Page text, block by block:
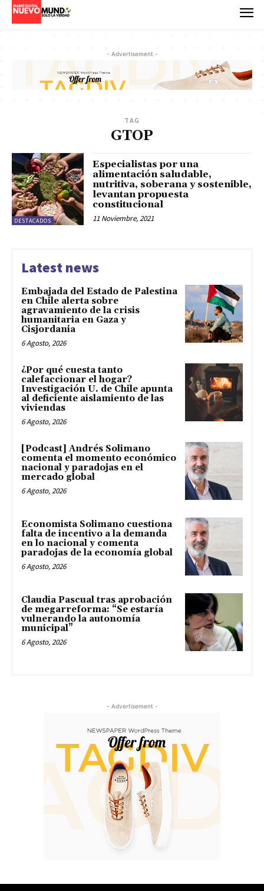
- Advertisement -
TAG
GTOP
DESTACADOS
Especialistas por una
alimentación saludable,
nutritiva, soberana y sostenible,
levantan propuesta
constitucional
11 Noviembre, 2021
Latest news
Embajada del Estado de Palestina
en Chile alerta sobre
agravamiento de la crisis
humanitaria en Gaza y
Cisjordania
6 Agosto, 2026
¿Por qué cuesta tanto
calefaccionar el hogar?
Investigación U. de Chile apunta
al deficiente aislamiento de las
viviendas
6 Agosto, 2026
[Podcast] Andrés Solimano
comenta el momento económico
nacional y paradojas en el
mercado global
6 Agosto, 2026
Economista Solimano cuestiona
falta de incentivo a la demanda
en lo nacional y comenta
paradojas de la economía global
6 Agosto, 2026
Claudia Pascual tras aprobación
de megarreforma: “Se estaría
vulnerando la autonomía
municipal”
6 Agosto, 2026
- Advertisement -